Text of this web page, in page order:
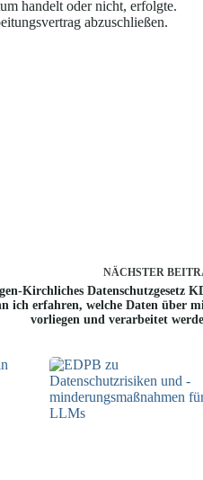
handelt oder nicht, erfolgte.
abzuschließen.
NÄCHSTER
Kirchliches Datenschutzgesetz
ich erfahren, welche Daten über
vorliegen und verarbeitet